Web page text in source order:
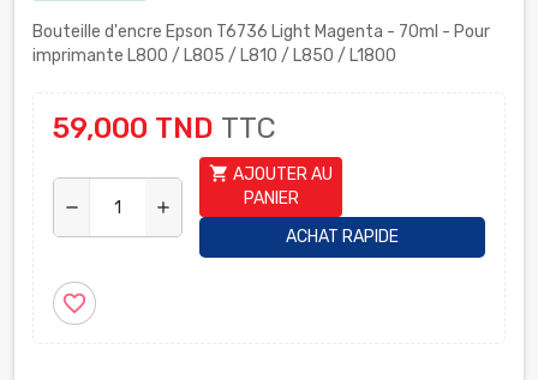
Bouteille d'encre Epson T6736 Light Magenta - 70ml - Pour
imprimante L800 / L805 / L810 / L850 / L1800
59,000 TND TTC
remove add
shopping_cart AJOUTER AU
PANIER
ACHAT RAPIDE
favorite_border